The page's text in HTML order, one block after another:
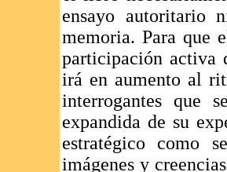
ensayo autoritario
memoria. Para que
participación activa
irá en aumento al
interrogantes que
expandida de su
estratégico como
imágenes y